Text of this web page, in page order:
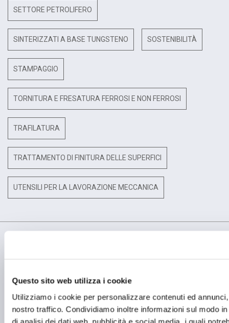
Questo sito web utilizza i cookie
Utilizziamo i cookie per personalizzare contenuti ed
nostro traffico. Condividiamo inoltre informazioni sul modo
di analisi dei dati web, pubblicità e social media, i quali
SETTORE PETROLIFERO
SINTERIZZATI A BASE TUNGSTENO SOSTENIBILITÀ
STAMPAGGIO
TORNITURA E FRESATURA FERROSI E NON FERROSI
TRAFILATURA
TRATTAMENTO DI FINITURA DELLE SUPERFICI
UTENSILI PER LA LAVORAZIONE MECCANICA
OMCD SpA Via Megolo, 43
28877 Anzola d'Ossola (VB) Italia
Tel. (+39) 0323 836386